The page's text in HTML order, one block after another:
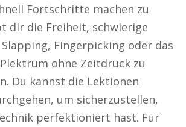
Fortschritte machen zu
dir die Freiheit, schwierige
Fingerpicking oder das
ohne Zeitdruck zu
Du kannst die Lektionen
um sicherzustellen,
perfektioniert hast. Für